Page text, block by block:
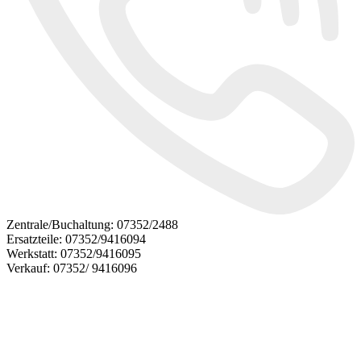
Zentrale/Buchaltung: 07352/2488
Ersatzteile: 07352/9416094
Werkstatt: 07352/9416095
Verkauf: 07352/ 9416096